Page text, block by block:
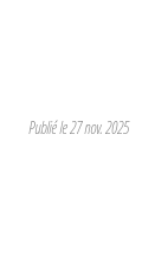
Publié le27 nov. 2025